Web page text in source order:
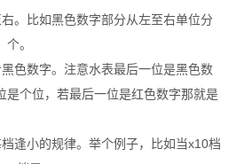
。比如黑色数字部分从左至右单位分
。
色数字。注意水表最后一位是黑色数
是个位，若最后一位是红色数字那就是
逢小的规律。举个例子，比如当x10档